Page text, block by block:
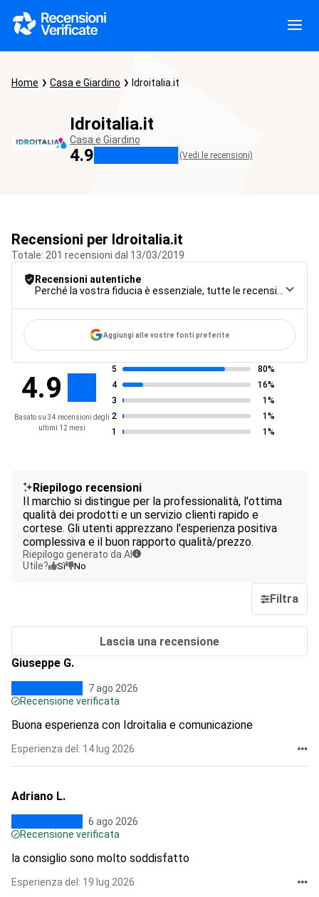
Home Casa e Giardino Idroitalia.it
Idroitalia.it
Casa e Giardino
4.9 (Vedi le recensioni)
Recensioni per Idroitalia.it
Totale: 201 recensioni dal 13/03/2019
Recensioni autentiche
Aggiungi alle vostre fonti preferite
4.9
Basato su 34 recensioni degli
ultimi 12 mesi
5
80%
4
16%
3
1%
2
1%
1
1%
Riepilogo recensioni
Il marchio si distingue per la professionalità, l'ottima
qualità dei prodotti e un servizio clienti rapido e
cortese. Gli utenti apprezzano l'esperienza positiva
complessiva e il buon rapporto qualità/prezzo.
Riepilogo generato da AI
Utile?
Sì No
Filtra
Lascia una recensione
Giuseppe G.
7 ago 2026
Recensione verificata
Buona esperienza con Idroitalia e comunicazione
Esperienza del: 14 lug 2026
Adriano L.
6 ago 2026
Recensione verificata
la consiglio sono molto soddisfatto
Esperienza del: 19 lug 2026